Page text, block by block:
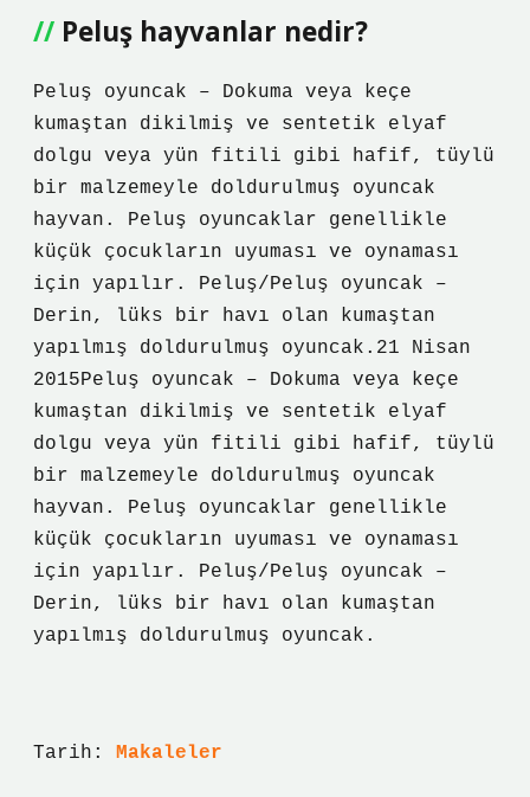
Peluş hayvanlar nedir?
Peluş oyuncak – Dokuma veya keçe
kumaştan dikilmiş ve sentetik elyaf
dolgu veya yün fitili gibi hafif, tüylü
bir malzemeyle doldurulmuş oyuncak
hayvan. Peluş oyuncaklar genellikle
küçük çocukların uyuması ve oynaması
için yapılır. Peluş/Peluş oyuncak –
Derin, lüks bir havı olan kumaştan
yapılmış doldurulmuş oyuncak.21 Nisan
2015Peluş oyuncak – Dokuma veya keçe
kumaştan dikilmiş ve sentetik elyaf
dolgu veya yün fitili gibi hafif, tüylü
bir malzemeyle doldurulmuş oyuncak
hayvan. Peluş oyuncaklar genellikle
küçük çocukların uyuması ve oynaması
için yapılır. Peluş/Peluş oyuncak –
Derin, lüks bir havı olan kumaştan
yapılmış doldurulmuş oyuncak.
Tarih: Makaleler